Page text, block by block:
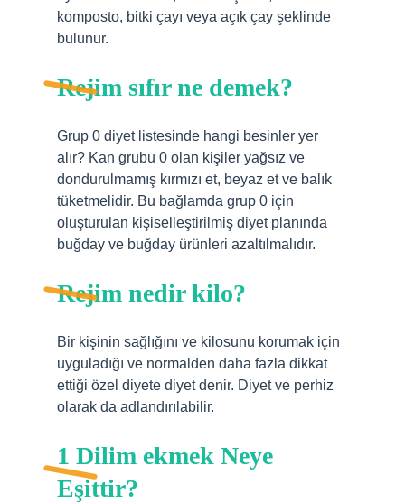
komposto, bitki çayı veya açık çay şeklinde
bulunur.
Rejim sıfır ne demek?
Grup 0 diyet listesinde hangi besinler yer
alır? Kan grubu 0 olan kişiler yağsız ve
dondurulmamış kırmızı et, beyaz et ve balık
tüketmelidir. Bu bağlamda grup 0 için
oluşturulan kişiselleştirilmiş diyet planında
buğday ve buğday ürünleri azaltılmalıdır.
Rejim nedir kilo?
Bir kişinin sağlığını ve kilosunu korumak için
uyguladığı ve normalden daha fazla dikkat
ettiği özel diyete diyet denir. Diyet ve perhiz
olarak da adlandırılabilir.
1 Dilim ekmek Neye
Eşittir?